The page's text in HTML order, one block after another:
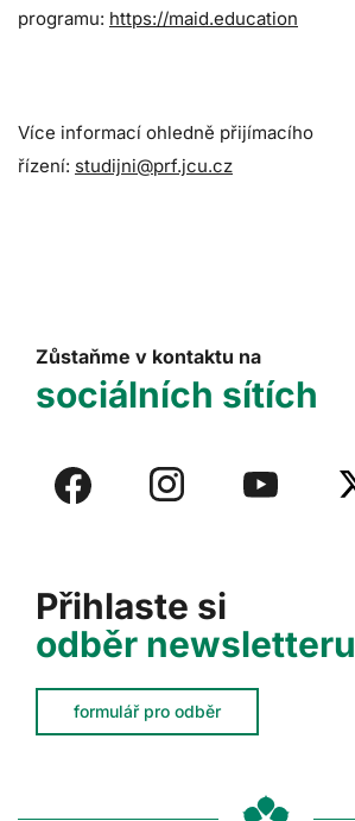
programu: https://maid.education
Více informací ohledně přijímacího
řízení: studijni@prf.jcu.cz
Přihlaste si
odběr newsletteru
formulář pro odběr
Zůstaňme v kontaktu na
sociálních sítích